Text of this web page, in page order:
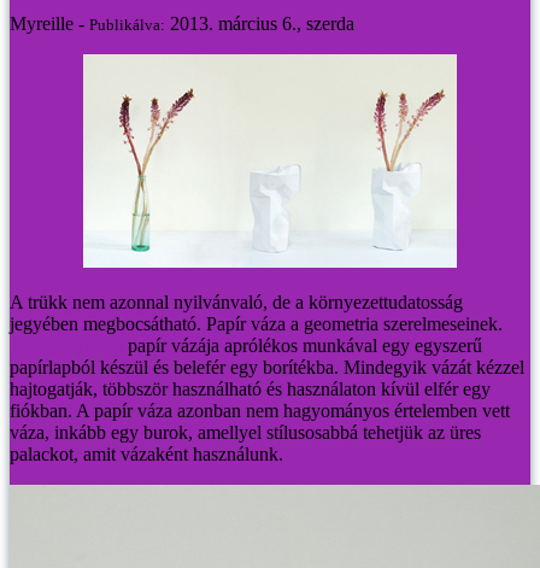
Myreille - Publikálva: 2013. március 6., szerda
A trükk nem azonnal nyilvánvaló, de a környezettudatosság
jegyében megbocsátható. Papír váza a geometria szerelmeseinek.
papír vázája aprólékos munkával egy egyszerű
papírlapból készül és belefér egy borítékba. Mindegyik vázát kézzel
hajtogatják, többször használható és használaton kívül elfér egy
fiókban. A papír váza azonban nem hagyományos értelemben vett
váza, inkább egy burok, amellyel stílusosabbá tehetjük az üres
palackot, amit vázaként használunk.